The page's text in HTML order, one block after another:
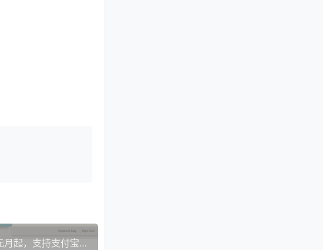
cloudcone美国洛杉矶独服：69美元月起，支持支付宝，E3-1270 v232G内存512GB SSD或2TB HDD，无限流量